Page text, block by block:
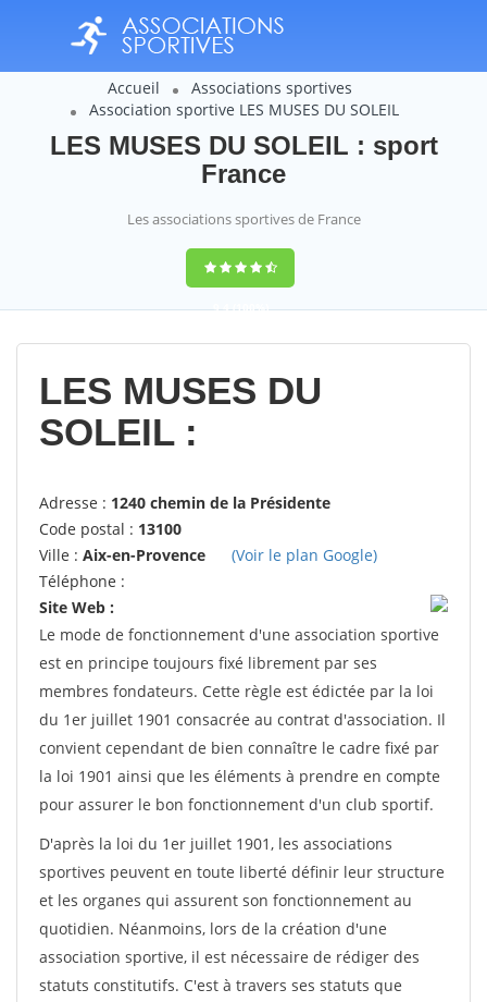
Accueil
Associations sportives
Association sportive LES MUSES DU SOLEIL
LES MUSES DU SOLEIL : sport
France
Les associations sportives de France
9,4(100%)
14358votes
LES MUSES DU
SOLEIL :
Adresse : 1240 chemin de la Présidente
Code postal : 13100
Ville : Aix-en-Provence
(Voir le plan Google)
Téléphone :
Site Web :
Le mode de fonctionnement d'une association sportive
est en principe toujours fixé librement par ses
membres fondateurs. Cette règle est édictée par la loi
du 1er juillet 1901 consacrée au contrat d'association. Il
convient cependant de bien connaître le cadre fixé par
la loi 1901 ainsi que les éléments à prendre en compte
pour assurer le bon fonctionnement d'un club sportif.
D'après la loi du 1er juillet 1901, les associations
sportives peuvent en toute liberté définir leur structure
et les organes qui assurent son fonctionnement au
quotidien. Néanmoins, lors de la création d'une
association sportive, il est nécessaire de rédiger des
statuts constitutifs. C'est à travers ses statuts que